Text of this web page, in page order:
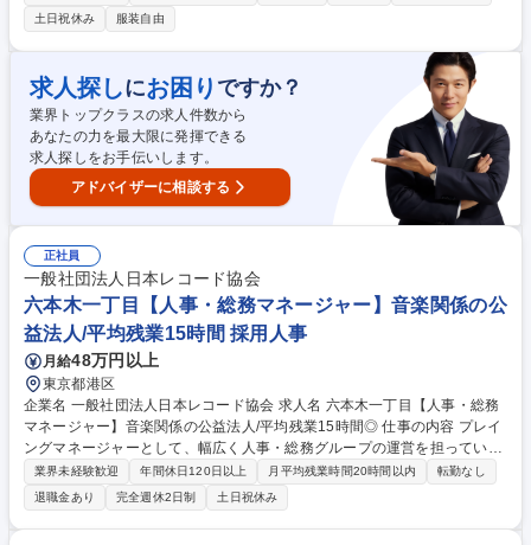
ビデオ）・VP（バーチャルプロダクション）・大型イベント映像など ＜
詳細＞映像コンテンツの合成作業、レタッチ、モーションタイポ作成、映
像データ変換など ＜制作ジャンル＞ テレビCM、MVはもちろん、ドキュ
メンタリーや美術系番組、ドラマ、アニメ、街中の大型ビジョンやイベン
ト用映像までと、培ってきた技術を活かしていただく機会が幅広くござい
ます。 募集職種 【CMオンラインエディター】メインエディター/CM・M
Vの仕上げを担う/ソニーG
土日祝休み
服装自由
求人探しにお困り ですか？
業界トップクラスの求人件数から
あなたの力を最大限に発揮できる
求人探しをお手伝いします。
アドバイザーに相談する
正社員
一般社団法人日本レコード協会
六本木一丁目【人事・総務マネージャー】音楽関係の公
益法人/平均残業15時間 採用人事
月給48万円以上
東京都港区
企業名 一般社団法人日本レコード協会 求人名 六本木一丁目【人事・総務
マネージャー】音楽関係の公益法人/平均残業15時間◎ 仕事の内容 プレイ
ングマネージャーとして、幅広く人事・総務グループの運営を担っていた
だきます。■グループ運営・マネジメント業務：人事・総務グループの運
営、部員の業務管理・育成・評価、役員・他部署との調整・連携 ■総務業
務：理事会他会議運営、役員登記、秘書業務管理（秘書1名）、会員社入
退会、渉外対応、安全衛生管理、規程改定、オフィス管理（庶務1名）、
業界未経験歓迎 年間休日120日以上 月平均残業時間20時間以内
転勤なし
退職金あり
完全週休2日制 土日祝休み